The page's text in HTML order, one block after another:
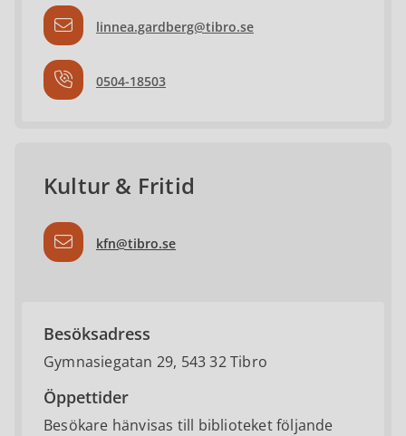
linnea.gardberg@tibro.se
0504-18503
Kultur & Fritid
kfn@tibro.se
Besöksadress
Gymnasiegatan 29, 543 32 Tibro
Öppettider
Besökare hänvisas till biblioteket följande